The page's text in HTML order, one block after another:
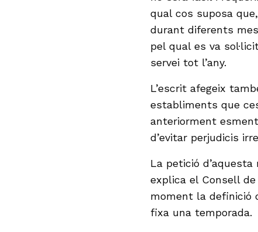
qual cos suposa
durant diferents
pel qual es va
servei tot l’any.
L’escrit afegeix
establiments que
anteriorment
d’evitar perjudicis
La petició
explica el Consell
moment la definició
fixa una temporada.